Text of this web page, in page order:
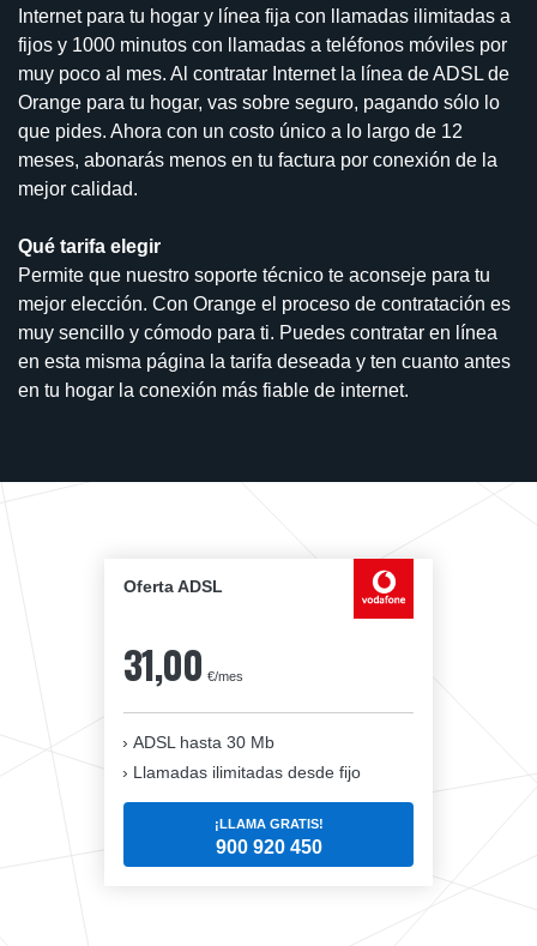
Internet para tu hogar y línea fija con llamadas ilimitadas a
fijos y 1000 minutos con llamadas a teléfonos móviles por
muy poco al mes. Al contratar Internet la línea de ADSL de
Orange para tu hogar, vas sobre seguro, pagando sólo lo
que pides. Ahora con un costo único a lo largo de 12
meses, abonarás menos en tu factura por conexión de la
mejor calidad.
Qué tarifa elegir
Permite que nuestro soporte técnico te aconseje para tu
mejor elección. Con Orange el proceso de contratación es
muy sencillo y cómodo para ti. Puedes contratar en línea
en esta misma página la tarifa deseada y ten cuanto antes
en tu hogar la conexión más fiable de internet.
Oferta ADSL
31,00 €/mes
ADSL hasta 30 Mb
Llamadas ilimitadas desde fijo
¡LLAMA GRATIS!
900 920 450